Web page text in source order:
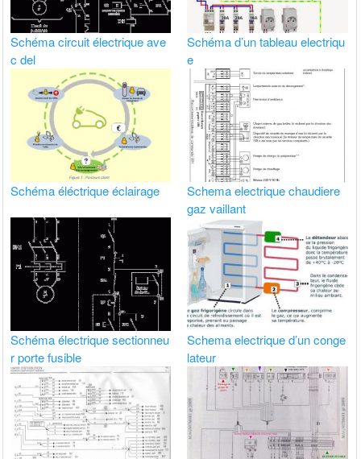
Schéma circuit électrique ave
c del
Schéma d’un tableau electriqu
e
Schéma éléctrique éclairage
Schema electrique chaudiere
gaz vaillant
Schéma électrique sectionneu
r porte fusible
Schema electrique d’un conge
lateur